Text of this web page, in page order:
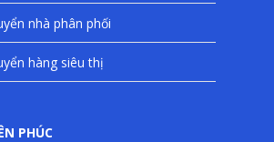
nhà phân phối
hàng siêu thị
PHÚC